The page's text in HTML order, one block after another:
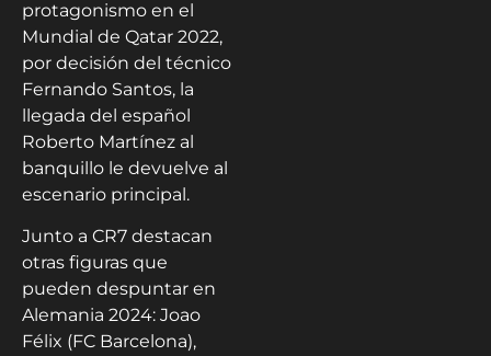
protagonismo en el
Mundial de Qatar 2022,
por decisión del técnico
Fernando Santos, la
llegada del español
Roberto Martínez al
banquillo le devuelve al
escenario principal.
Junto a CR7 destacan
otras figuras que
pueden despuntar en
Alemania 2024: Joao
Félix (FC Barcelona),